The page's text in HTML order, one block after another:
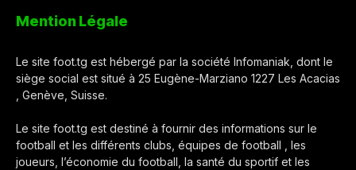
Mention Légale
Le site foot.tg est hébergé par la société Infomaniak, dont le
siège social est situé à 25 Eugène-Marziano 1227 Les Acacias
, Genève, Suisse.
Le site foot.tg est destiné à fournir des informations sur le
football et les différents clubs, équipes de football , les
joueurs, l’économie du football, la santé du sportif et les